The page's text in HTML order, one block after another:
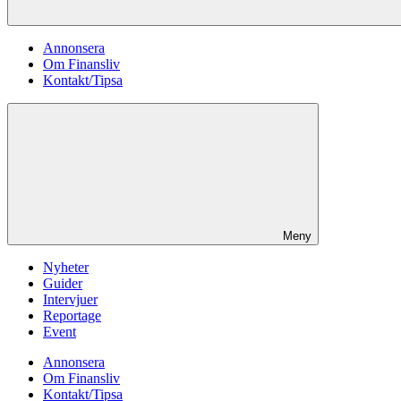
Annonsera
Om Finansliv
Kontakt/Tipsa
Meny
Nyheter
Guider
Intervjuer
Reportage
Event
Annonsera
Om Finansliv
Kontakt/Tipsa